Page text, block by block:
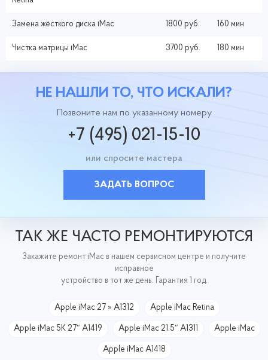
Замена жёсткого диска iMac 1800 руб. 160 мин
Чистка матрицы iMac 3700 руб. 180 мин
НЕ НАШЛИ ТО, ЧТО ИСКАЛИ?
Позвоните нам по указанному номеру
+7 (495) 021-15-10
или спросите мастера
ЗАДАТЬ ВОПРОС
ТАК ЖЕ ЧАСТО РЕМОНТИРУЮТСЯ
Закажите ремонт iMac в нашем сервисном центре и получите
исправное
устройство в тот же день. Гарантия 1 год.
Apple iMac 27 » A1312 Apple iMac Retina
Apple iMac 5K 27″ A1419 Apple iMac 21.5″ A1311 Apple iMac
Apple iMac A1418